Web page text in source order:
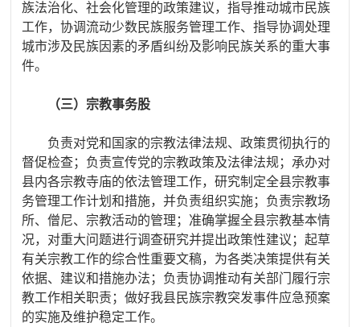
族法治化、社会化管理的政策建议，指导推动城市民族
工作，协调流动少数民族服务管理工作、指导协调处理
城市涉及民族因素的矛盾纠纷及影响民族关系的重大事
件。
（三）宗教事务股
负责对党和国家的宗教法律法规、政策贯彻执行的
督促检查；负责宣传党的宗教政策及法律法规；承办对
县内各宗教寺庙的依法管理工作，研究制定全县宗教事
务管理工作计划和措施，并负责组织实施；负责宗教场
所、僧尼、宗教活动的管理；准确掌握全县宗教基本情
况，对重大问题进行调查研究并提出政策性建议；起草
有关宗教工作的综合性重要文稿，为各类决策提供有关
依据、建议和措施办法；负责协调推动有关部门履行宗
教工作相关职责；做好我县民族宗教突发事件应急预案
的实施及维护稳定工作。